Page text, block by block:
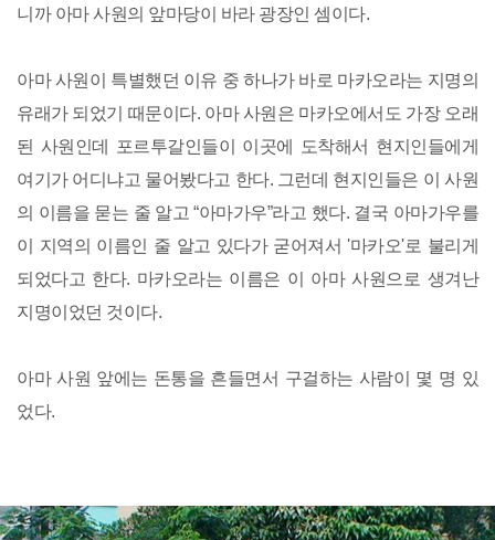
니까 아마 사원의 앞마당이 바라 광장인 셈이다.
아마 사원이 특별했던 이유 중 하나가 바로 마카오라는 지명의
유래가 되었기 때문이다. 아마 사원은 마카오에서도 가장 오래
된 사원인데 포르투갈인들이 이곳에 도착해서 현지인들에게
여기가 어디냐고 물어봤다고 한다. 그런데 현지인들은 이 사원
의 이름을 묻는 줄 알고 “아마가우”라고 했다. 결국 아마가우를
이 지역의 이름인 줄 알고 있다가 굳어져서 '마카오'로 불리게
되었다고 한다. 마카오라는 이름은 이 아마 사원으로 생겨난
지명이었던 것이다.
아마 사원 앞에는 돈통을 흔들면서 구걸하는 사람이 몇 명 있
었다.